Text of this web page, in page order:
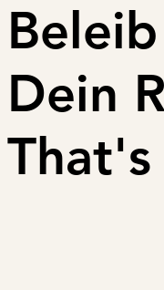
Beleib
Dein